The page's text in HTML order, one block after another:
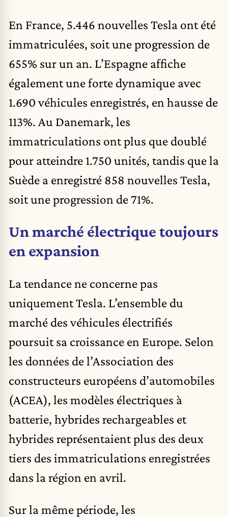
En France, 5.446 nouvelles Tesla ont été
immatriculées, soit une progression de
655% sur un an. L’Espagne affiche
également une forte dynamique avec
1.690 véhicules enregistrés, en hausse de
113%. Au Danemark, les
immatriculations ont plus que doublé
pour atteindre 1.750 unités, tandis que la
Suède a enregistré 858 nouvelles Tesla,
soit une progression de 71%.
Un marché électrique toujours
en expansion
La tendance ne concerne pas
uniquementTesla. L’ensemble du
marché des véhicules électrifiés
poursuit sa croissance en Europe. Selon
les données de l’Association des
constructeurs européens d’automobiles
(ACEA), les modèles électriques à
batterie, hybrides rechargeables et
hybrides représentaient plus des deux
tiers des immatriculations enregistrées
dans la région en avril.
Sur la même période, les